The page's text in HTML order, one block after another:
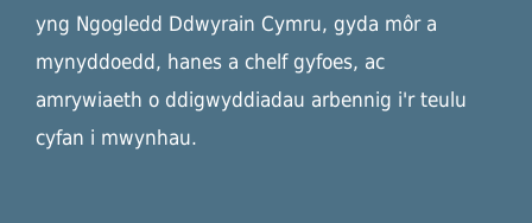
yng Ngogledd Ddwyrain Cymru, gyda môr a
mynyddoedd, hanes a chelf gyfoes, ac
amrywiaeth o ddigwyddiadau arbennig i'r teulu
cyfan i mwynhau.